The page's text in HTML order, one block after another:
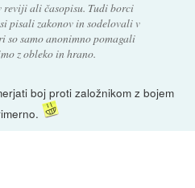
reviji ali časopisu. Tudi borci
pisali zakonov in sodelovali v
samo anonimno pomagali
z obleko in hrano.
boj proti založnikom z bojem